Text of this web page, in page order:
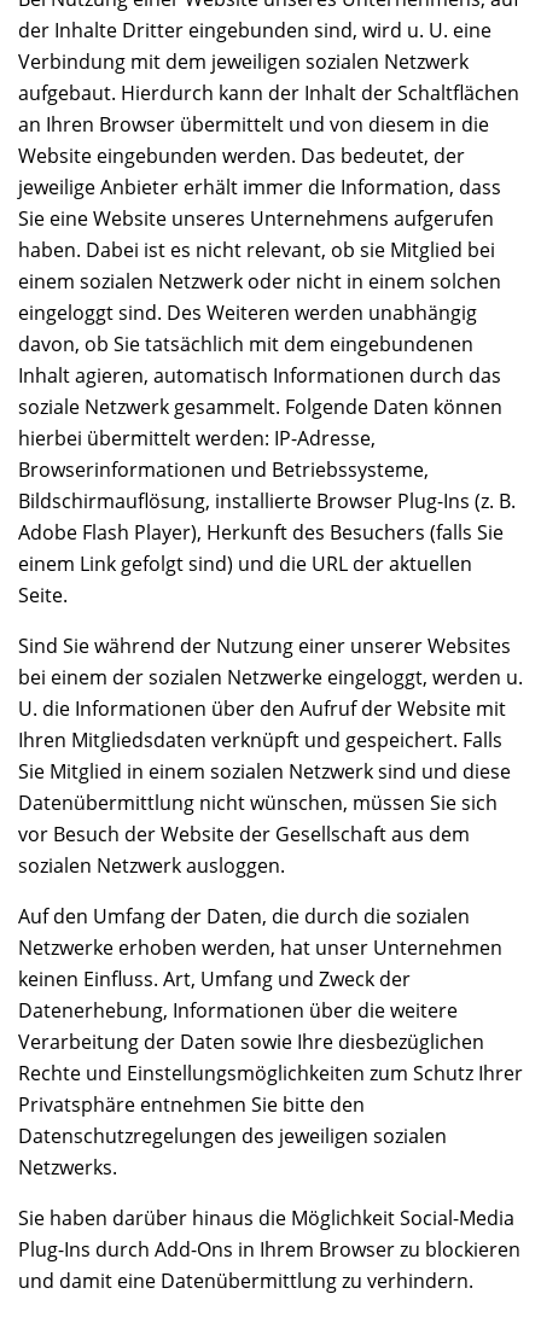
der Inhalte Dritter eingebunden sind, wird u. U. eine
Verbindung mit dem jeweiligen sozialen Netzwerk
aufgebaut. Hierdurch kann der Inhalt der Schaltflächen
an Ihren Browser übermittelt und von diesem in die
Website eingebunden werden. Das bedeutet, der
jeweilige Anbieter erhält immer die Information, dass
Sie eine Website unseres Unternehmens aufgerufen
haben. Dabei ist es nicht relevant, ob sie Mitglied bei
einem sozialen Netzwerk oder nicht in einem solchen
eingeloggt sind. Des Weiteren werden unabhängig
davon, ob Sie tatsächlich mit dem eingebundenen
Inhalt agieren, automatisch Informationen durch das
soziale Netzwerk gesammelt. Folgende Daten können
hierbei übermittelt werden: IP-Adresse,
Browserinformationen und Betriebssysteme,
Bildschirmauflösung, installierte Browser Plug-Ins (z. B.
Adobe Flash Player), Herkunft des Besuchers (falls Sie
einem Link gefolgt sind) und die URL der aktuellen
Seite.
Sind Sie während der Nutzung einer unserer Websites
bei einem der sozialen Netzwerke eingeloggt, werden u.
U. die Informationen über den Aufruf der Website mit
Ihren Mitgliedsdaten verknüpft und gespeichert. Falls
Sie Mitglied in einem sozialen Netzwerk sind und diese
Datenübermittlung nicht wünschen, müssen Sie sich
vor Besuch der Website der Gesellschaft aus dem
sozialen Netzwerk ausloggen.
Auf den Umfang der Daten, die durch die sozialen
Netzwerke erhoben werden, hat unser Unternehmen
keinen Einfluss. Art, Umfang und Zweck der
Datenerhebung, Informationen über die weitere
Verarbeitung der Daten sowie Ihre diesbezüglichen
Rechte und Einstellungsmöglichkeiten zum Schutz Ihrer
Privatsphäre entnehmen Sie bitte den
Datenschutzregelungen des jeweiligen sozialen
Netzwerks.
Sie haben darüber hinaus die Möglichkeit Social-Media
Plug-Ins durch Add-Ons in Ihrem Browser zu blockieren
und damit eine Datenübermittlung zu verhindern.